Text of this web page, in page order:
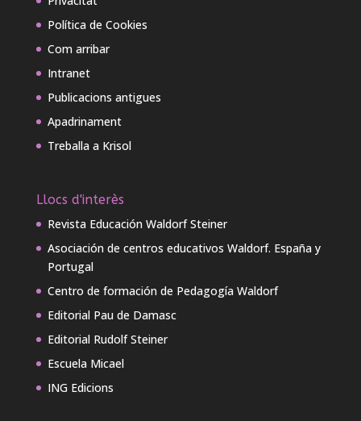
Política de Cookies
Com arribar
Intranet
Publicacions antigues
Apadrinament
Treballa a Krisol
Llocs d'interès
Revista Educación Waldorf Steiner
Asociación de centros educativos Waldorf. España y
Portugal
Centro de formación de Pedagogía Waldorf
Editorial Pau de Damasc
Editorial Rudolf Steiner
Escuela Micael
ING Edicions